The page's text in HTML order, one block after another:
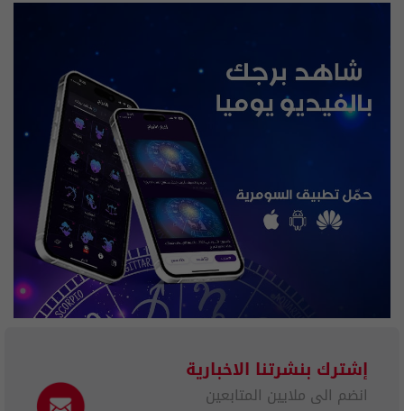
إشترك بنشرتنا الاخبارية
انضم الى ملايين المتابعين